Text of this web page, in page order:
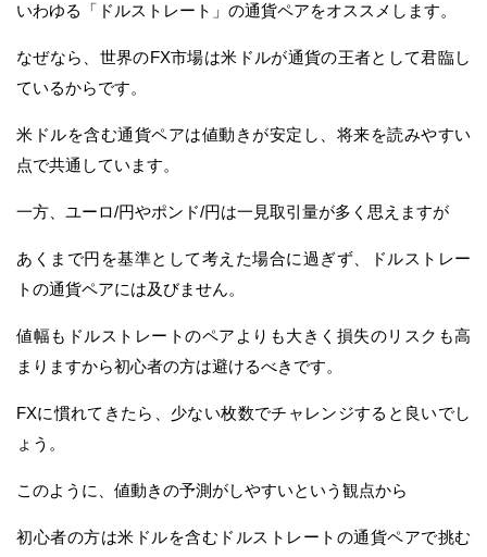
いわゆる「ドルストレート」の通貨ペアをオススメします。
なぜなら、世界のFX市場は米ドルが通貨の王者として君臨し
ているからです。
米ドルを含む通貨ペアは値動きが安定し、将来を読みやすい
点で共通しています。
一方、ユーロ/円やポンド/円は一見取引量が多く思えますが
あくまで円を基準として考えた場合に過ぎず、ドルストレー
トの通貨ペアには及びません。
値幅もドルストレートのペアよりも大きく損失のリスクも高
まりますから初心者の方は避けるべきです。
FXに慣れてきたら、少ない枚数でチャレンジすると良いでし
ょう。
このように、値動きの予測がしやすいという観点から
初心者の方は米ドルを含むドルストレートの通貨ペアで挑む